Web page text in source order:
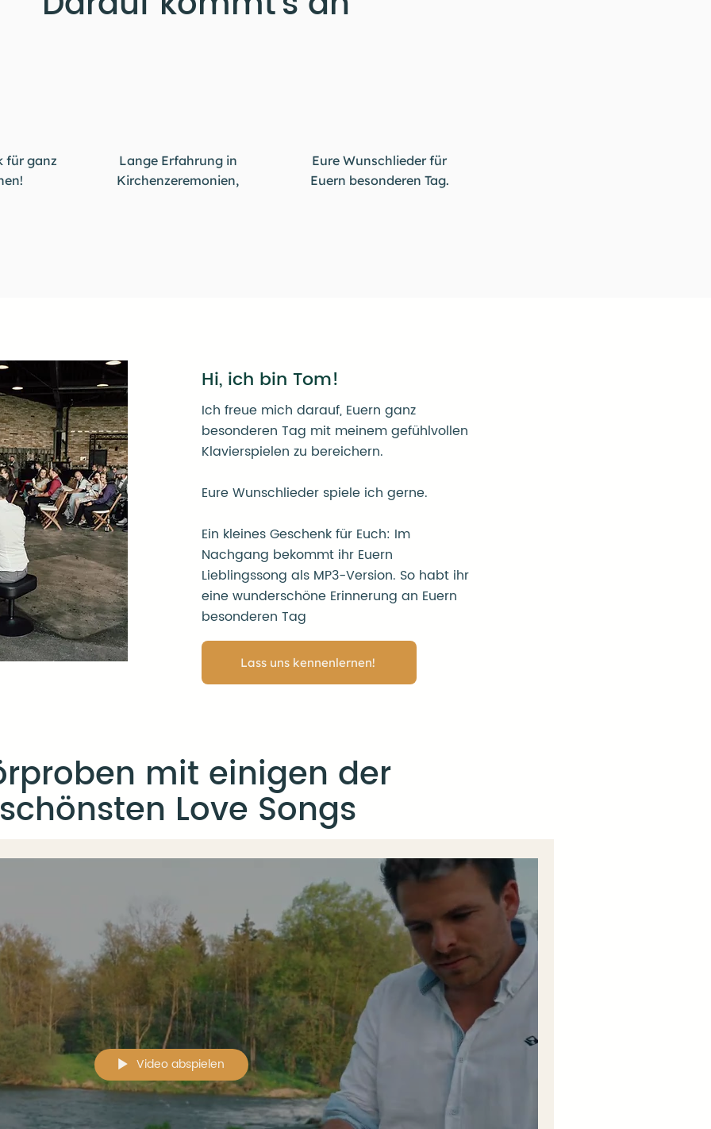
für ganz
Lange Erfahrung in
Kirchenzeremonien,
Eure Wunschlieder für
Euern besonderen Tag.
Hi, ich bin Tom!
Ich freue mich darauf, Euern ganz
besonderen Tag mit meinem gefühlvollen
Klavierspielen zu bereichern.
Eure Wunschlieder spiele ich gerne.
Ein kleines Geschenk für Euch: Im
Nachgang bekommt ihr Euern
Lieblingssong als MP3-Version. So habt ihr
eine wunderschöne Erinnerung an Euern
besonderen Tag
Lass uns kennenlernen!
mit einigen der
schönsten Love Songs
Video abspielen